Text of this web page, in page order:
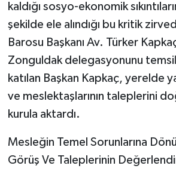
kaldığı sosyo-ekonomik
şekilde ele alındığı bu kritik
Barosu Başkanı Av. Türker
Zonguldak delegasyonunu
katılan Başkan Kapkaç, yerelde
ve meslektaşlarının taleplerini
kurula aktardı.
​Mesleğin Temel Sorunlarına
Görüş Ve Taleplerinin